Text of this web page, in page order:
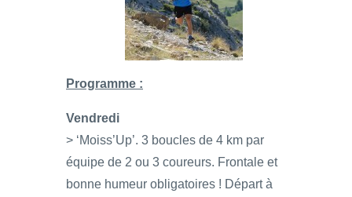
Programme :
Vendredi
> ‘Moiss’Up’. 3 boucles de 4 km par
équipe de 2 ou 3 coureurs. Frontale et
bonne humeur obligatoires ! Départ à